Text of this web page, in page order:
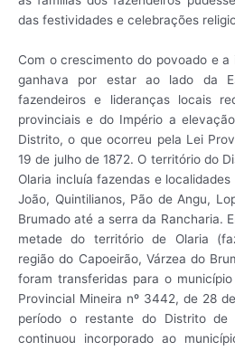
das festividades e celebrações
Com o crescimento do povoado e
ganhava por estar ao lado da
fazendeiros e lideranças locais
provinciais e do Império a
Distrito, o que ocorreu pela Lei
19 de julho de 1872. O território do
Olaria incluía fazendas e
João, Quintilianos, Pão de Angu,
Brumado até a serra da Rancharia.
metade do território de Olaria
região do Capoeirão, Várzea do
foram transferidas para o
Provincial Mineira nº 3442, de 28
período o restante do Distrito de
continuou incorporado ao